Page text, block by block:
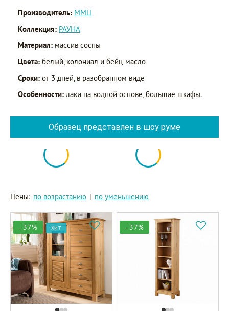
Производитель: ММЦ
Коллекция: РАУНА
Материал: массив сосны
Цвета: белый, колониал и бейц-масло
Сроки: от 3 дней, в разобранном виде
Особенности: лаки на водной основе, большие шкафы.
Образец представлен в шоу руме
Цены: по возрастанию | по уменьшению
- 37% ХИТ - 37%